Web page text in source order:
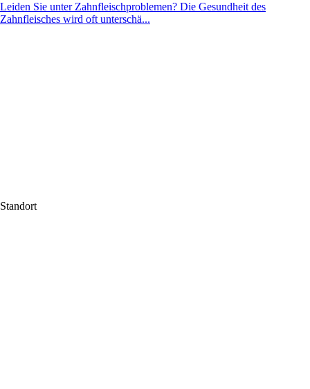
Leiden Sie unter Zahnfleischproblemen? Die Gesundheit des
Zahnfleisches wird oft unterschä...
Standort